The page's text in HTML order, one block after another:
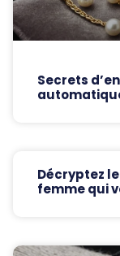
Secrets
Décryptez
femme qui